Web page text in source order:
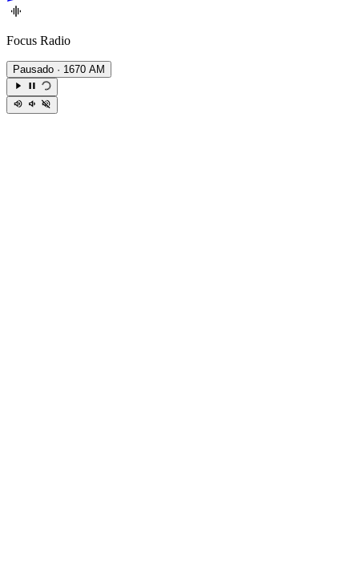
Focus Radio
Pausado · 1670 AM